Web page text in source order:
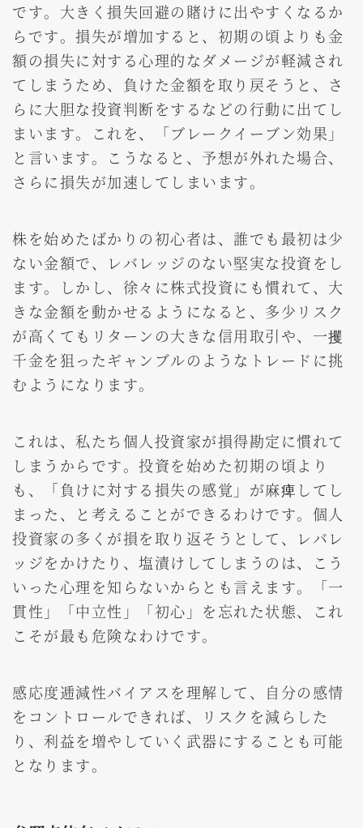
です。大きく損失回避の賭けに出やすくなるか
らです。損失が増加すると、初期の頃よりも金
額の損失に対する心理的なダメージが軽減され
てしまうため、負けた金額を取り戻そうと、さ
らに大胆な投資判断をするなどの行動に出てし
まいます。これを、「ブレークイーブン効果」
と言います。こうなると、予想が外れた場合、
さらに損失が加速してしまいます。
株を始めたばかりの初心者は、誰でも最初は少
ない金額で、レバレッジのない堅実な投資をし
ます。しかし、徐々に株式投資にも慣れて、大
きな金額を動かせるようになると、多少リスク
が高くてもリターンの大きな信用取引や、一攫
千金を狙ったギャンブルのようなトレードに挑
むようになります。
これは、私たち個人投資家が損得勘定に慣れて
しまうからです。投資を始めた初期の頃より
も、「負けに対する損失の感覚」が麻痺してし
まった、と考えることができるわけです。個人
投資家の多くが損を取り返そうとして、レバレ
ッジをかけたり、塩漬けしてしまうのは、こう
いった心理を知らないからとも言えます。「一
貫性」「中立性」「初心」を忘れた状態、これ
こそが最も危険なわけです。
感応度逓減性バイアスを理解して、自分の感情
をコントロールできれば、リスクを減らした
り、利益を増やしていく武器にすることも可能
となります。